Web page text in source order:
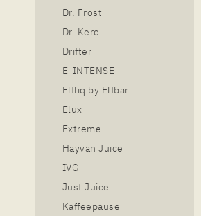
Dr. Frost
Dr. Kero
Drifter
E-INTENSE
Elfliq by Elfbar
Elux
Extreme
Hayvan Juice
IVG
Just Juice
Kaffeepause